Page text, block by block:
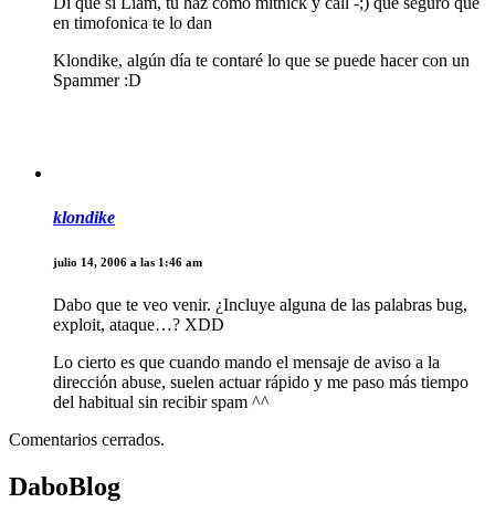
en timofonica te lo dan
Klondike, algún día te contaré lo que se puede hacer con un
Spammer :D
klondike
julio 14, 2006 a las 1:46 am
Dabo que te veo venir. ¿Incluye alguna de las palabras bug,
exploit, ataque…? XDD
Lo cierto es que cuando mando el mensaje de aviso a la
dirección abuse, suelen actuar rápido y me paso más tiempo
del habitual sin recibir spam ^^
Comentarios cerrados.
DaboBlog